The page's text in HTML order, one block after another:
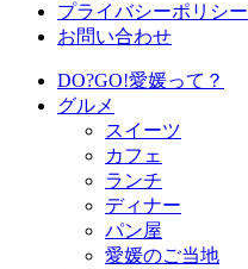
プライバシーポリシー
お問い合わせ
DO?GO!愛媛って？
グルメ
スイーツ
カフェ
ランチ
ディナー
パン屋
愛媛のご当地